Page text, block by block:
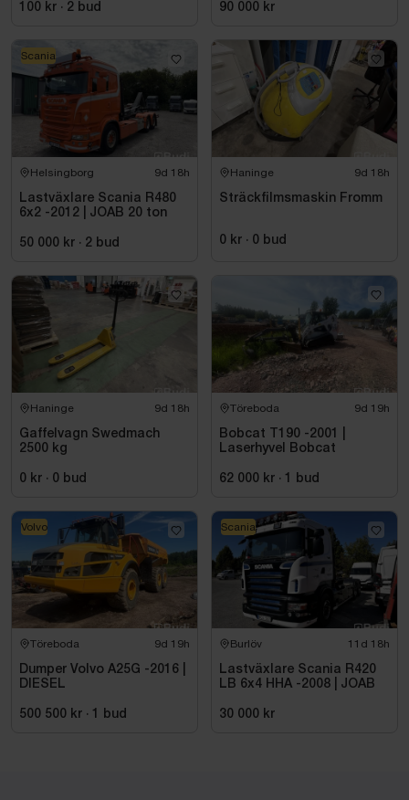
100 kr · 2 bud 90 000 kr
Helsingborg 9d 18h
Lastväxlare Scania R480
6x2 -2012 | JOAB 20 ton
50 000 kr · 2 bud
Scania
Haninge 9d 18h
Sträckfilmsmaskin Fromm
0 kr · 0 bud
Haninge 9d 18h
Gaffelvagn Swedmach
2500 kg
0 kr · 0 bud
Töreboda 9d 19h
Bobcat T190 -2001 |
Laserhyvel Bobcat
62 000 kr · 1 bud
Töreboda 9d 19h
Dumper Volvo A25G -2016 |
DIESEL
500 500 kr · 1 bud
Volvo
Burlöv 11d 18h
Lastväxlare Scania R420
LB 6x4 HHA -2008 | JOAB
30 000 kr
Scania